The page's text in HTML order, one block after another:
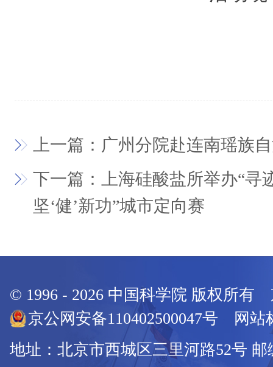
上一篇：广州分院赴连南瑶族
下一篇：上海硅酸盐所举办“寻
坚‘健’新功”城市定向赛
© 1996 - 2026 中国科学院 版权所有
京公网安备110402500047号 网站
地址：北京市西城区三里河路52号 邮